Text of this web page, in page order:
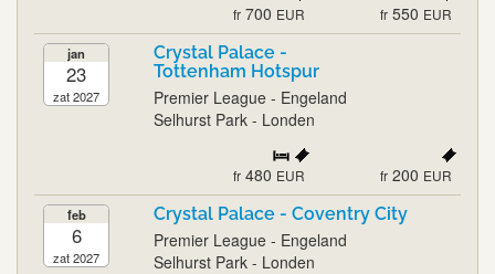
fr 700 EUR fr 550 EUR
jan
23
zat 2027
Crystal Palace -
Tottenham Hotspur
Premier League - Engeland
Selhurst Park - Londen
fr 480 EUR fr 200 EUR
feb
6
zat 2027
Crystal Palace - Coventry City
Premier League - Engeland
Selhurst Park - Londen